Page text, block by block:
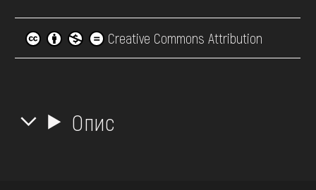
Creative Commons Attribution
Опис